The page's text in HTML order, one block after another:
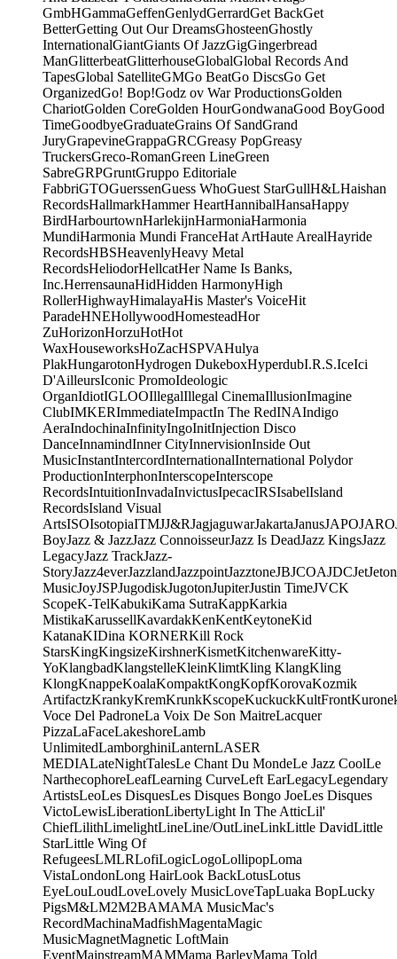
GmbHGammaGeffenGenlydGerrardGet BackGet
BetterGetting Out Our DreamsGhosteenGhostly
InternationalGiantGiants Of JazzGigGingerbread
ManGlitterbeatGlitterhouseGlobalGlobal Records And
TapesGlobal SatelliteGMGo BeatGo DiscsGo Get
OrganizedGo! Bop!Godz ov War ProductionsGolden
ChariotGolden CoreGolden HourGondwanaGood BoyGood
TimeGoodbyeGraduateGrains Of SandGrand
JuryGrapevineGrappaGRCGreasy PopGreasy
TruckersGreco-RomanGreen LineGreen
SabreGRPGruntGruppo Editoriale
FabbriGTOGuerssenGuess WhoGuest StarGullH&LHaishan
RecordsHallmarkHammer HeartHannibalHansaHappy
BirdHarbourtownHarlekijnHarmoniaHarmonia
MundiHarmonia Mundi FranceHat ArtHaute ArealHayride
RecordsHBSHeavenlyHeavy Metal
RecordsHeliodorHellcatHer Name Is Banks,
Inc.HerrensaunaHidHidden HarmonyHigh
RollerHighwayHimalayaHis Master's VoiceHit
ParadeHNEHollywoodHomesteadHor
ZuHorizonHorzuHotHot
WaxHouseworksHoZacHSPVAHulya
PlakHungarotonHydrogen DukeboxHyperdubI.R.S.IceIci
D'AilleursIconic PromoIdeologic
OrganIdiotIGLOOIllegalIllegal CinemaIllusionImagine
ClubIMKERImmediateImpactIn The RedINAIndigo
AeraIndochinaInfinityIngoInitInjection Disco
DanceInnamindInner CityInnervisionInside Out
MusicInstantIntercordInternationalInternational Polydor
ProductionInterphonInterscopeInterscope
RecordsIntuitionInvadaInvictusIpecacIRSIsabelIsland
RecordsIsland Visual
ArtsISOIsotopiaITMJJ&RJagjaguwarJakartaJanusJAPOJARO
BoyJazz & JazzJazz ConnoisseurJazz Is DeadJazz KingsJazz
LegacyJazz TrackJazz-
StoryJazz4everJazzlandJazzpointJazztoneJBJCOAJDCJetJeton
MusicJoyJSPJugodiskJugotonJupiterJustin TimeJVCK
ScopeK-TelKabukiKama SutraKappKarkia
MistikaKarussellKavardakKenKentKeytoneKid
KatanaKIDina KORNERKill Rock
StarsKingKingsizeKirshnerKismetKitchenwareKitty-
YoKlangbadKlangstelleKleinKlimtKling KlangKling
KlongKnappeKoalaKompaktKongKopfKorovaKozmik
ArtifactzKrankyKremKrunkKscopeKuckuckKultFront
Voce Del PadroneLa Voix De Son MaitreLacquer
PizzaLaFaceLakeshoreLamb
UnlimitedLamborghiniLanternLASER
MEDIALateNightTalesLe Chant Du MondeLe Jazz CoolLe
NarthecophoreLeafLearning CurveLeft EarLegacyLegendary
ArtistsLeoLes DisquesLes Disques Bongo JoeLes Disques
VictoLewisLiberationLibertyLight In The AtticLil'
ChiefLilithLimelightLineLine/OutLineLinkLittle DavidLittle
StarLittle Wing Of
RefugeesLMLRLofiLogicLogoLollipopLoma
VistaLondonLong HairLook BackLotusLotus
EyeLouLoudLoveLovely MusicLoveTapLuaka BopLucky
PigsM&LM2M2BAMAMA MusicMac's
RecordMachinaMadfishMagentaMagic
MusicMagnetMagnetic LoftMain
EventMainstreamMAMMama BarleyMama Told